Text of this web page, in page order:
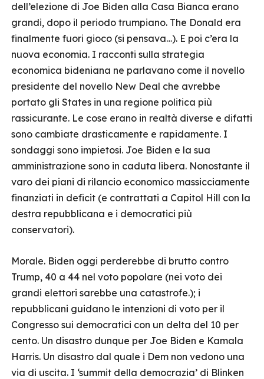
dell’elezione di Joe Biden alla Casa Bianca erano
grandi, dopo il periodo trumpiano. The Donald era
finalmente fuori gioco (si pensava…). E poi c’era la
nuova economia. I racconti sulla strategia
economica bideniana ne parlavano come il novello
presidente del novello New Deal che avrebbe
portato gli States in una regione politica più
rassicurante. Le cose erano in realtà diverse e difatti
sono cambiate drasticamente e rapidamente. I
sondaggi sono impietosi. Joe Biden e la sua
amministrazione sono in caduta libera. Nonostante il
varo dei piani di rilancio economico massicciamente
finanziati in deficit (e contrattati a Capitol Hill con la
destra repubblicana e i democratici più
conservatori).
Morale. Biden oggi perderebbe di brutto contro
Trump, 40 a 44 nel voto popolare (nei voto dei
grandi elettori sarebbe una catastrofe.); i
repubblicani guidano le intenzioni di voto per il
Congresso sui democratici con un delta del 10 per
cento. Un disastro dunque per Joe Biden e Kamala
Harris. Un disastro dal quale i Dem non vedono una
via di uscita. I ‘summit della democrazia’ di Blinken